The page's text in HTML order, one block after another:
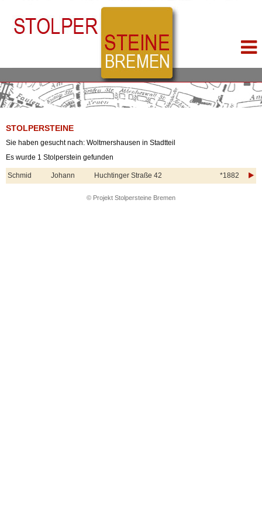
STOLPERSTEINE
Sie haben gesucht nach: Woltmershausen in Stadtteil
Es wurde 1 Stolperstein gefunden
Schmid Johann Huchtinger Straße 42 *1882
© Projekt Stolpersteine Bremen